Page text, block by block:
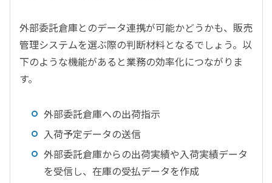
外部委託倉庫とのデータ連携が可能かどうかも、販売
管理システムを選ぶ際の判断材料となるでしょう。以
下のような機能があると業務の効率化につながりま
す。
外部委託倉庫への出荷指示
入荷予定データの送信
外部委託倉庫からの出荷実績や入荷実績データ
を受信し、在庫の受払データを作成